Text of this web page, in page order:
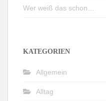
Wer weiß das schon…
KATEGORIEN
Allgemein
Alltag